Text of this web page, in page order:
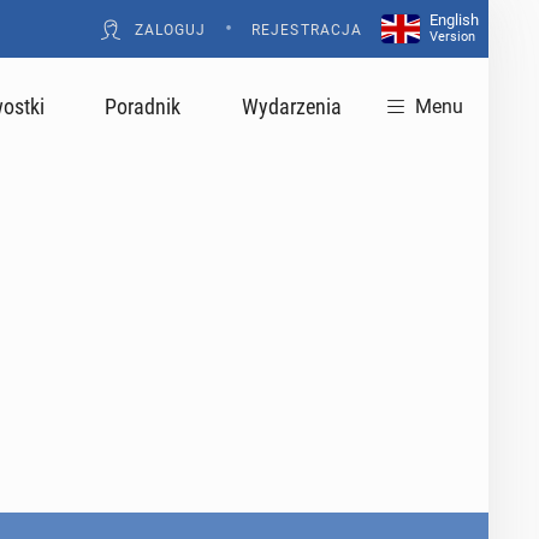
ZALOGUJ • REJESTRACJA
English
Version
Poradnik Wydarzenia Menu